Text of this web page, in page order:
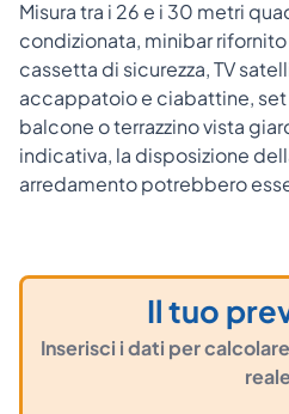
Misura tra i 26 e i 30 metri
condizionata, minibar
cassetta di sicurezza, TV
accappatoio e ciabattine,
balcone o terrazzino vista
indicativa, la disposizione
arredamento potrebbero
Il tuo
Inserisci i dati per